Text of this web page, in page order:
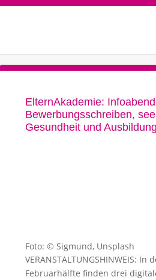
ElternAkademie:
Bewerbungsschreiben,
Gesundheit und Ausbildung
Foto: © Sigmund, Unsplash
VERANSTALTUNGSHINWEIS: In
Februarhälfte finden drei